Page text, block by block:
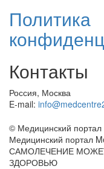
Политика
Контакты
Россия, Москва
E-mail:
© Медицинский
Медицинский портал
САМОЛЕЧЕНИЕ
ЗДОРОВЬЮ